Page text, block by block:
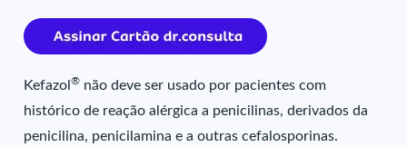
Kefazol® não deve ser usado por pacientes com
histórico de reação alérgica a penicilinas, derivados da
penicilina, penicilamina e a outras cefalosporinas.